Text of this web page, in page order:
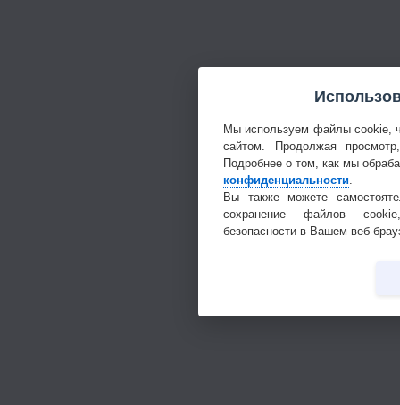
Мы используем файлы cookie,
сайтом. Продолжая
Подробнее о том, как мы
конфиденциальности.
Вы также можете
сохранение файлов
безопасности в Вашем веб-